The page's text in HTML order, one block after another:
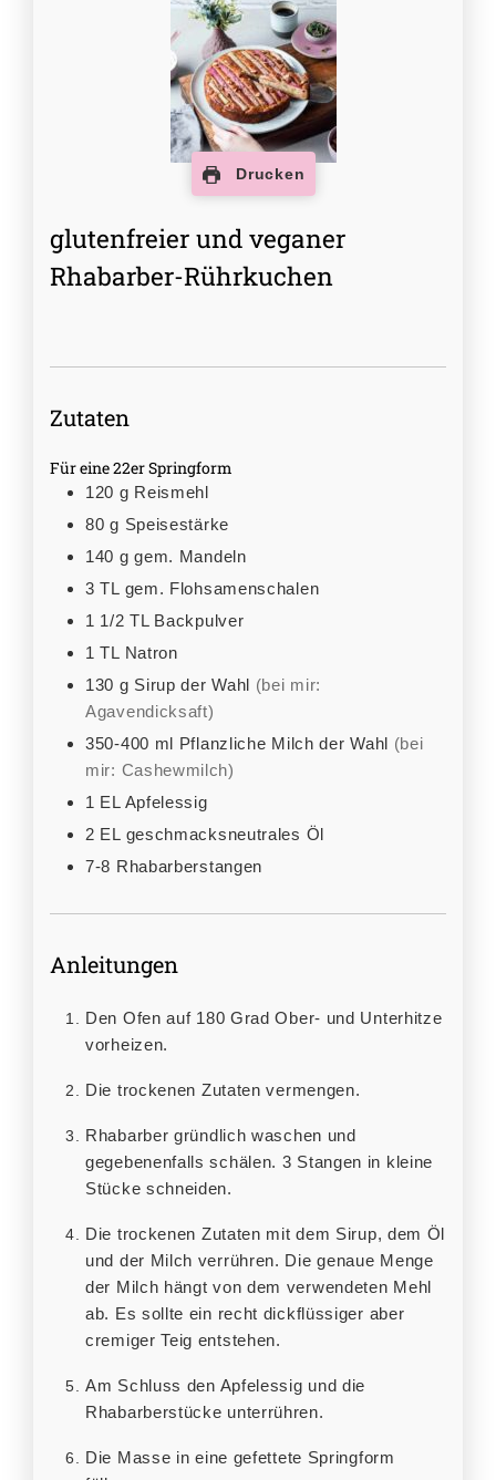
Drucken
glutenfreier und veganer
Rhabarber-Rührkuchen
Zutaten
Für eine 22er Springform
120 g Reismehl
80 g Speisestärke
140 g gem. Mandeln
3 TL gem. Flohsamenschalen
1 1/2 TL Backpulver
1 TL Natron
130 g Sirup der Wahl (bei mir:
Agavendicksaft)
350-400 ml Pflanzliche Milch der Wahl (bei
mir: Cashewmilch)
1 EL Apfelessig
2 EL geschmacksneutrales Öl
7-8 Rhabarberstangen
Anleitungen
Den Ofen auf 180 Grad Ober- und Unterhitze
vorheizen.
Die trockenen Zutaten vermengen.
Rhabarber gründlich waschen und
gegebenenfalls schälen. 3 Stangen in kleine
Stücke schneiden.
Die trockenen Zutaten mit dem Sirup, dem Öl
und der Milch verrühren. Die genaue Menge
der Milch hängt von dem verwendeten Mehl
ab. Es sollte ein recht dickflüssiger aber
cremiger Teig entstehen.
Am Schluss den Apfelessig und die
Rhabarberstücke unterrühren.
Die Masse in eine gefettete Springform